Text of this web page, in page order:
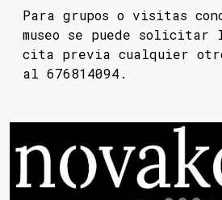
Para grupos o visitas
museo se puede
cita previa cualquier
al 676814094.